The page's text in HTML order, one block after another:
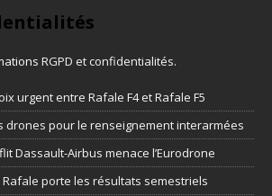
RGPD et confidentialités.
urgent entre Rafale F4 et Rafale F5
drones pour le renseignement interarmées
Dassault-Airbus menace l’Eurodrone
porte les résultats semestriels